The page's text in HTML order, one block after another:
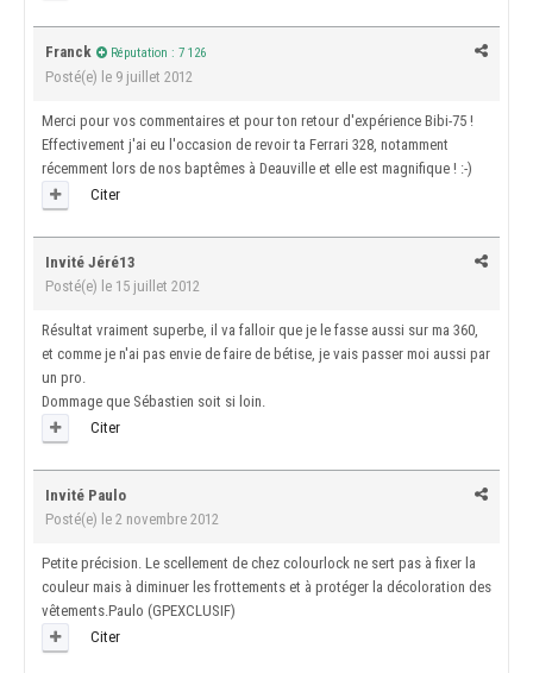
Franck Réputation : 7 126
Posté(e) le 9 juillet 2012
Merci pour vos commentaires et pour ton retour d'expérience Bibi-75 !
Effectivement j'ai eu l'occasion de revoir ta Ferrari 328, notamment
récemment lors de nos baptêmes à Deauville et elle est magnifique ! :-)
Citer
Invité Jéré13
Posté(e) le 15 juillet 2012
Résultat vraiment superbe, il va falloir que je le fasse aussi sur ma 360,
et comme je n'ai pas envie de faire de bétise, je vais passer moi aussi par
un pro.
Dommage que Sébastien soit si loin.
Citer
Invité Paulo
Posté(e) le 2 novembre 2012
Petite précision. Le scellement de chez colourlock ne sert pas à fixer la
couleur mais à diminuer les frottements et à protéger la décoloration des
vêtements.Paulo (GPEXCLUSIF)
Citer